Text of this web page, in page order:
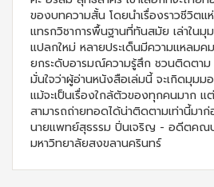
ของบทความสั้น โดยนำเรื่องราวชีวิตแ
แทรกวิชาการพื้นฐานที่ทันสมัย เล่าใน
แปลกใหม่ หลายประเด็นมีความแหลม
ยกระดับอารมณ์ความรู้สึก ชวนติดตาม
มั่นใจว่าผู้อ่านหนังสือเล่มนี้ จะเกิดมุมม
แม้จะเป็นเรื่องใกล้ตัวของทุกคนมาก แ
สามารถถ่ายทอดได้น่าติดตามเท่านี้มา
นายแพทย์สุธรรม ปิ่นเจริญ - อดีตค
มหาวิทยาลัยสงขลานครินทร์